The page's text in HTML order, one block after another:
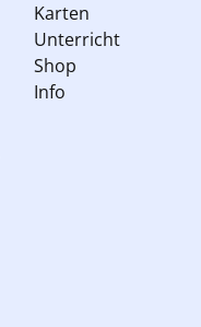
Karten
Unterricht
Shop
Info